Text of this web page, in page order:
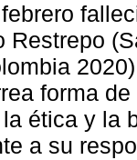
Restrepo
forma
ética y la
a su